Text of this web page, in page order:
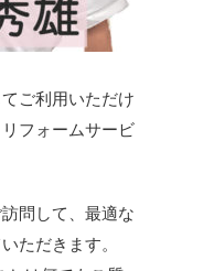
ご利用いただけ
フォームサービ
問して、最適な
ただきます。